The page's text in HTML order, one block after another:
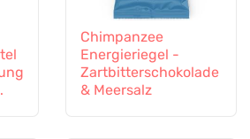
Chimpanzee
Energieriegel -
Zartbitterschokolade
& Meersalz